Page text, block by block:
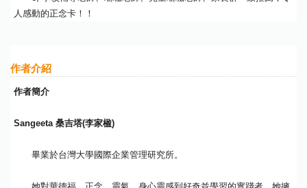
人感動的正念卡！！
作者介紹
作者簡介
Sangeeta 桑吉塔(李家楹)
畢業於台灣大學國際企業管理研究所。